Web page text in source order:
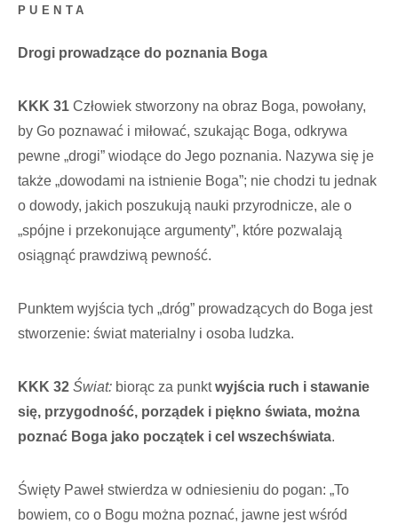
PUENTA
Drogi prowadzące do poznania Boga
KKK 31 Człowiek stworzony na obraz Boga, powołany,
by Go poznawać i miłować, szukając Boga, odkrywa
pewne „drogi” wiodące do Jego poznania. Nazywa się je
także „dowodami na istnienie Boga”; nie chodzi tu jednak
o dowody, jakich poszukują nauki przyrodnicze, ale o
„spójne i przekonujące argumenty”, które pozwalają
osiągnąć prawdziwą pewność.
Punktem wyjścia tych „dróg” prowadzących do Boga jest
stworzenie: świat materialny i osoba ludzka.
KKK 32 Świat: biorąc za punktwyjścia ruch i stawanie
się, przygodność, porządek i piękno świata, można
poznać Boga jako początek i cel wszechświata.
Święty Paweł stwierdza w odniesieniu do pogan: „To
bowiem, co o Bogu można poznać, jawne jest wśród